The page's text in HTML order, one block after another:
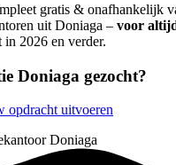
gratis & onafhankelijk
uit Doniaga – voor
2026 en verder.
Doniaga gezocht?
opdracht uitvoeren